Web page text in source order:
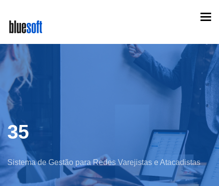
main
content
35
Sistema de Gestão para Redes Varejistas e Atacadistas